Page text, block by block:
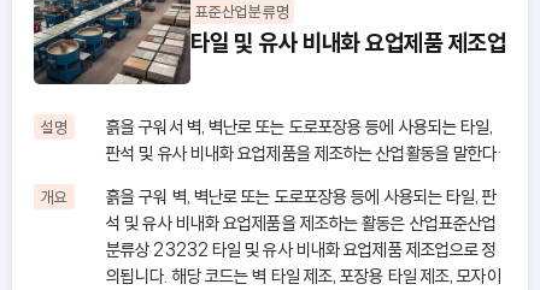
표준산업분류명
타일 및 유사 비내화 요업제품 제조업
설명
흙을 구워서 벽, 벽난로 또는 도로포장용 등에 사용되는 타일,
판석 및 유사 비내화 요업제품을 제조하는 산업활동을 말한다·
개요
흙을 구워 벽, 벽난로 또는 도로포장용 등에 사용되는 타일, 판
석 및 유사 비내화 요업제품을 제조하는 활동은 산업표준산업
분류상 23232 타일 및 유사 비내화 요업제품 제조업으로 정
의됩니다. 해당 코드는 벽 타일 제조, 포장용 타일 제조, 모자이